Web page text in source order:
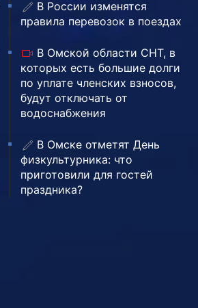
В России изменятся
правила перевозок в поездах
В Омской области СНТ, в
которых есть большие долги
по уплате членских взносов,
будут отключать от
водоснабжения
В Омске отметят День
физкультурника: что
приготовили для гостей
праздника?